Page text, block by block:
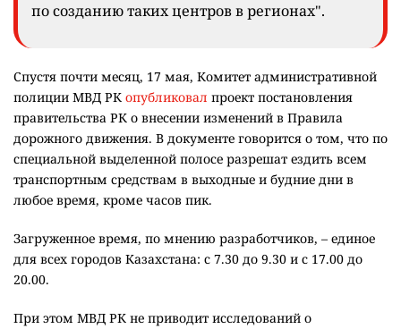
по созданию таких центров в регионах".
Спустя почти месяц, 17 мая, Комитет административной
полиции МВД РК опубликовал проект постановления
правительства РК о внесении изменений в Правила
дорожного движения. В документе говорится о том, что по
специальной выделенной полосе разрешат ездить всем
транспортным средствам в выходные и будние дни в
любое время, кроме часов пик.
Загруженное время, по мнению разработчиков, – единое
для всех городов Казахстана: с 7.30 до 9.30 и с 17.00 до
20.00.
При этом МВД РК не приводит исследований о